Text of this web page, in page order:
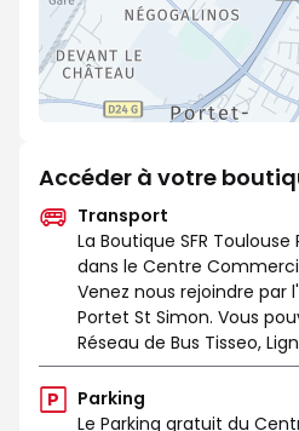
Accéder à votre
Transport
La Boutique SFR
dans le Centre
Venez nous rejoindre par
Portet St Simon. Vous
Réseau de Bus Tisseo,
Parking
Le Parking gratuit du